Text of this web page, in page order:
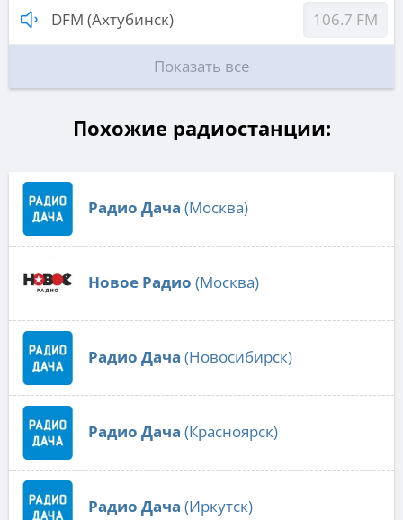
DFM (Ахтубинск) 106.7 FM
Показать все
Похожие радиостанции:
Радио Дача (Москва)
Новое Радио (Москва)
Радио Дача (Новосибирск)
Радио Дача (Красноярск)
Радио Дача (Иркутск)